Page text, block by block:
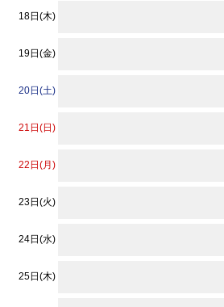
18日(木)
19日(金)
20日(土)
21日(日)
22日(月)
23日(火)
24日(水)
25日(木)